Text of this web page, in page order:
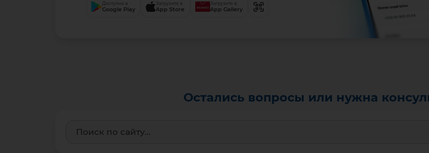
Доступно в
Google Play
Загрузите в
App Store
Загрузите в
App Gallery
Остались вопросы или нужна